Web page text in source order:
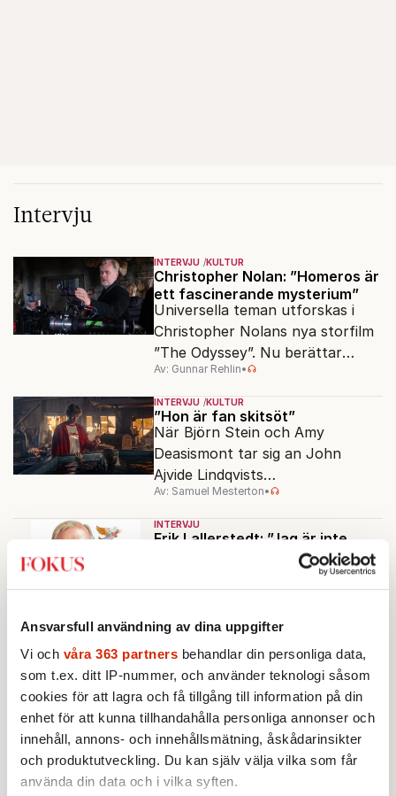
Ansvarsfull användning av dina uppgifter
Vi och våra 363 partners behandlar din personliga data,
som t.ex. ditt IP-nummer, och använder teknologi såsom
cookies för att lagra och få tillgång till information på din
enhet för att kunna tillhandahålla personliga annonser och
innehåll, annons- och innehållsmätning, åskådarinsikter
och produktutveckling. Du kan själv välja vilka som får
använda din data och i vilka syften.
Intervju
INTERVJU KULTUR
Christopher Nolan: ”Homeros är
ett fascinerande mysterium”
Universella teman utforskas i
Christopher Nolans nya storfilm
”The Odyssey”. Nu berättar
stjärnregissören om
fascinationen för Homeros
klassiska epos.
Av: Gunnar Rehlin•
INTERVJU KULTUR
”Hon är fan skitsöt”
När Björn Stein och Amy
Deasismont tar sig an John
Ajvide Lindqvists
sjöjungfruhistoria ”Sommaren
1985” korsas Saltkråkan med
Stephen King.
Av: Samuel Mesterton•
INTERVJU
Erik Lallerstedt: ”Jag är inte
jätteroad av att visa mig”
AKTUELLT INTERVJU POLITIK
”Linjen om SD är grundmurad i
mitt parti”
Det är svårt att förhålla sig till
det som sägs i skuggorna, säger
Muharrem Demirok till Fokus.
Av: Sakine Madon
AKTUELLT INTERVJU
Hein de Haas: ”Visumtvång